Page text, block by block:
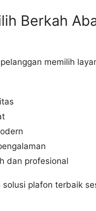
Berkah
memilih
dan profesional
solusi plafon terbaik